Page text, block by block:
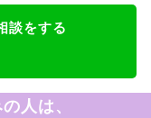
談をする
人は、